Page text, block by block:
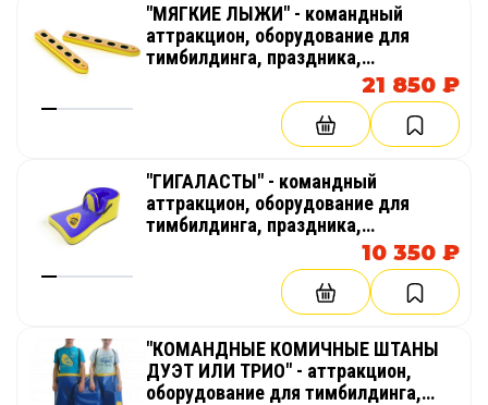
"МЯГКИЕ ЛЫЖИ" - командный
аттракцион, оборудование для
тимбилдинга, праздника,
корпоратива, соревнований,
веселых стартов, эстафет
21 850 ₽
"ГИГАЛАСТЫ" - командный
аттракцион, оборудование для
тимбилдинга, праздника,
корпоратива, соревнований,
веселых стартов, эстафет
10 350 ₽
"КОМАНДНЫЕ КОМИЧНЫЕ ШТАНЫ
ДУЭТ ИЛИ ТРИО" - аттракцион,
оборудование для тимбилдинга,